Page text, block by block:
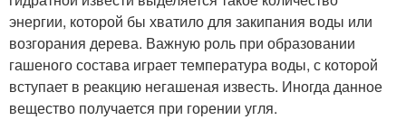
энергии, которой бы хватило для закипания воды или
возгорания дерева. Важную роль при образовании
гашеного состава играет температура воды, с которой
вступает в реакцию негашеная известь. Иногда данное
вещество получается при горении угля.